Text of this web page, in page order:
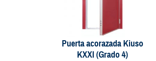
Puerta acorazada Kiuso
KXXI (Grado 4)